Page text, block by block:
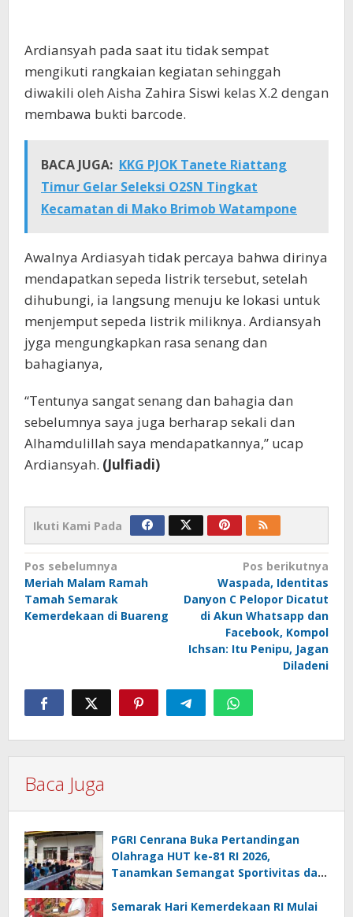
Ardiansyah pada saat itu tidak sempat
mengikuti rangkaian kegiatan sehinggah
diwakili oleh Aisha Zahira Siswi kelas X.2 dengan
membawa bukti barcode.
BACA JUGA: KKG PJOK Tanete Riattang
Timur Gelar Seleksi O2SN Tingkat
Kecamatan di Mako Brimob Watampone
Awalnya Ardiasyah tidak percaya bahwa dirinya
mendapatkan sepeda listrik tersebut, setelah
dihubungi, ia langsung menuju ke lokasi untuk
menjemput sepeda listrik miliknya. Ardiansyah
jyga mengungkapkan rasa senang dan
bahagianya,
“Tentunya sangat senang dan bahagia dan
sebelumnya saya juga berharap sekali dan
Alhamdulillah saya mendapatkannya,” ucap
Ardiansyah. (Julfiadi)
Ikuti Kami Pada
Navigasi
pos
Pos sebelumnya
Meriah Malam Ramah
Tamah Semarak
Kemerdekaan di Buareng
Pos berikutnya
Waspada, Identitas
Danyon C Pelopor Dicatut
di Akun Whatsapp dan
Facebook, Kompol
Ichsan: Itu Penipu, Jagan
Diladeni
Baca Juga
PGRI Cenrana Buka Pertandingan
Olahraga HUT ke-81 RI 2026,
Tanamkan Semangat Sportivitas dan
Semarak Hari Kemerdekaan RI Mulai